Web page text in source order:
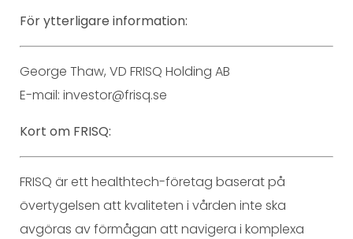
För ytterligare information:
George Thaw, VD FRISQ Holding AB
E-mail: investor@frisq.se
Kort om FRISQ:
FRISQ är ett healthtech-företag baserat på
övertygelsen att kvaliteten i vården inte ska
avgöras av förmågan att navigera i komplexa